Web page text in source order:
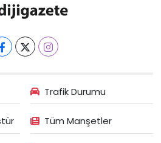
Trafik Durumu
Tüm Manşetler